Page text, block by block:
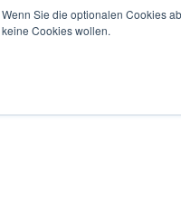
Wenn Sie die optionalen Cookies
keine Cookies wollen.
Typ F100K20RT mit